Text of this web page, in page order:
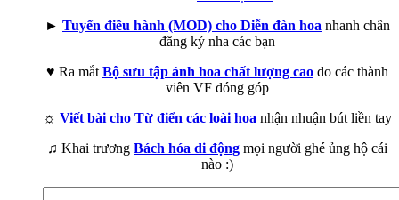
► Tuyển điều hành (MOD) cho Diễn đàn hoa nhanh chân
đăng ký nha các bạn
♥ Ra mắt Bộ sưu tập ảnh hoa chất lượng cao do các thành
viên VF đóng góp
☼ Viết bài cho Từ điển các loài hoa nhận nhuận bút liền tay
♫ Khai trương Bách hóa di động mọi người ghé ủng hộ cái
nào :)